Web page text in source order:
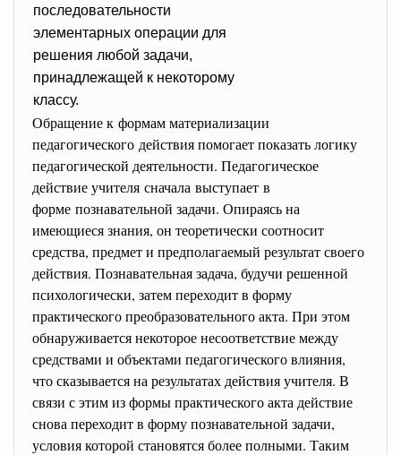
последовательности
элементарных операции для
решения любой задачи,
принадлежащей к некоторому
классу.
Обращение к формам материализации
педагогического действия помогает показать логику
педагогической деятельности. Педагогическое
действие учителя сначала выступает в
форме познавательной задачи. Опираясь на
имеющиеся знания, он теоретически соотносит
средства, предмет и предполагаемый результат своего
действия. Познавательная задача, будучи решенной
психологически, затем переходит в форму
практического преобразовательного акта. При этом
обнаруживается некоторое несоответствие между
средствами и объектами педагогического влияния,
что сказывается на результатах действия учителя. В
связи с этим из формы практического акта действие
снова переходит в форму познавательной задачи,
условия которой становятся более полными. Таким